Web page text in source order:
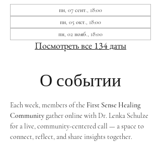
пн, 07 сент., 18:00
пн, 05 окт., 18:00
пн, 02 нояб., 18:00
Посмотреть все 134 даты
О событии
Each week, members of the First Sense Healing
Community gather online with Dr. Lenka Schulze
for a live, community-centered call — a space to
connect, reflect, and share insights together.